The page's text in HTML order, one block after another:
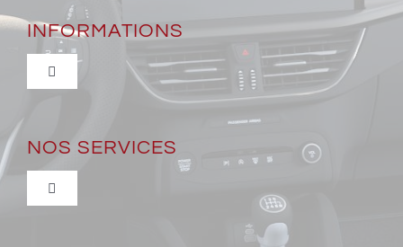
INFORMATIONS
Toggle
Navigation
NOS SERVICES
Toggle
Véhicules neufs et occasions récentes